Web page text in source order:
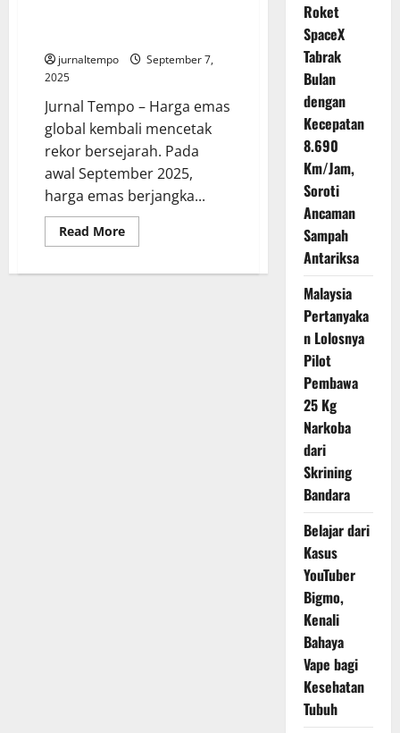
jurnaltempo
September 7,
2025
Jurnal Tempo – Harga emas
global kembali mencetak
rekor bersejarah. Pada
awal September 2025,
harga emas berjangka...
Read MoreRead
more
Ungkap
Roket
SpaceX
Tabrak
Bulan
dengan
Kecepatan
8.690
Km/Jam,
Soroti
Ancaman
Sampah
Antariksa
Malaysia
Pertanyaka
n Lolosnya
Pilot
Pembawa
25 Kg
Narkoba
dari
Skrining
Bandara
Belajar dari
Kasus
YouTuber
Bigmo,
Kenali
Bahaya
Vape bagi
Kesehatan
Tubuh